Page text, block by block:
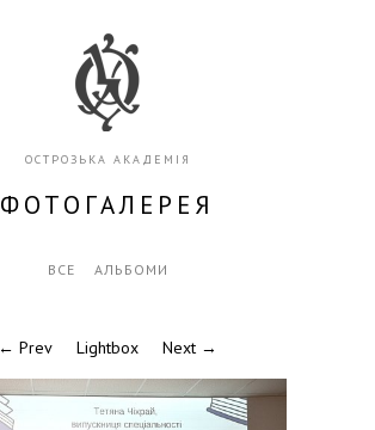
ОСТРОЗЬКА АКАДЕМІЯ
ФОТОГАЛЕРЕЯ
ВСЕ АЛЬБОМИ
← Prev Lightbox Next →